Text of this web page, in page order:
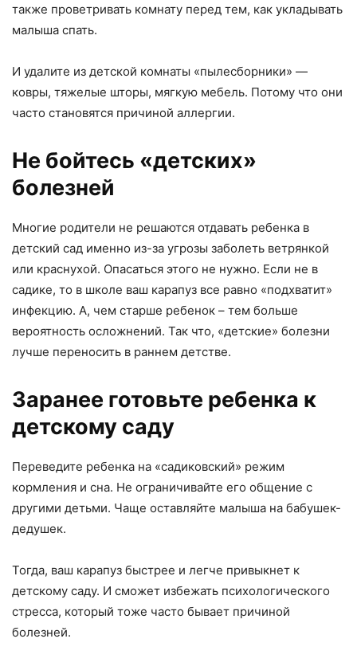
также проветривать комнату перед тем, как укладывать
малыша спать.
И удалите из детской комнаты «пылесборники» —
ковры, тяжелые шторы, мягкую мебель. Потому что они
часто становятся причиной аллергии.
Не бойтесь «детских»
болезней
Многие родители не решаются отдавать ребенка в
детский сад именно из-за угрозы заболеть ветрянкой
или краснухой. Опасаться этого не нужно. Если не в
садике, то в школе ваш карапуз все равно «подхватит»
инфекцию. А, чем старше ребенок – тем больше
вероятность осложнений. Так что, «детские» болезни
лучше переносить в раннем детстве.
Заранее готовьте ребенка к
детскому саду
Переведите ребенка на «садиковский» режим
кормления и сна. Не ограничивайте его общение с
другими детьми. Чаще оставляйте малыша на бабушек-
дедушек.
Тогда, ваш карапуз быстрее и легче привыкнет к
детскому саду. И сможет избежать психологического
стресса, который тоже часто бывает причиной
болезней.